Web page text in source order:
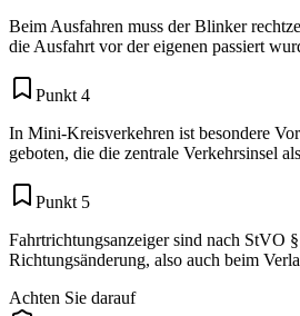
Beim Ausfahren muss der Blinker
die Ausfahrt vor der eigenen passiert
Punkt 4
In Mini-Kreisverkehren ist besondere
geboten, die die zentrale Verkehrsinsel
Punkt 5
Fahrtrichtungsanzeiger sind nach StVO
Richtungsänderung, also auch beim
Achten Sie darauf